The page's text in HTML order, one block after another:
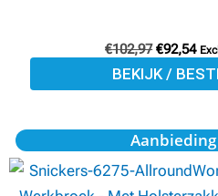
€102,97 €92,54
BEKIJK /
de
Aanbieding
prijs
was:
€119,71.
is:
Dit
heeft